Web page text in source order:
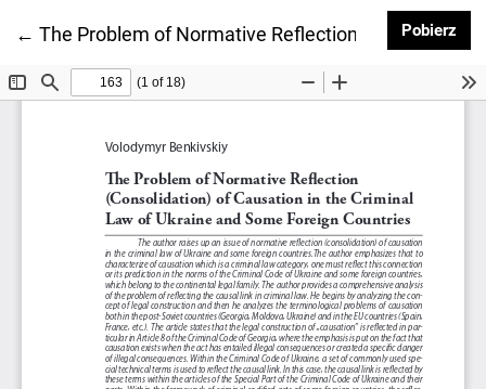
←Wróć do szczegółów artykułu
The Problem of Normative Reflection Pobierz